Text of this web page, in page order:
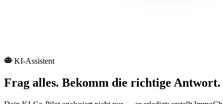
KI-Assistent
Frag alles. Bekomm die richtige Antwort.